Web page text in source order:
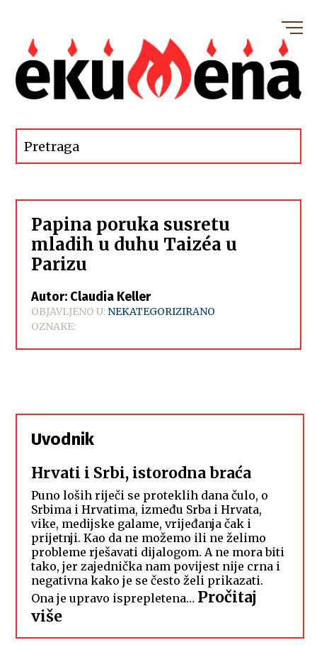
Papina poruka susretu
mladih u duhu Taizéa u
Parizu
Autor: Claudia Keller
OBJAVLJENO U: NEKATEGORIZIRANO
OZNAKE:
Uvodnik
Hrvati i Srbi, istorodna braća
Puno loših riječi se proteklih dana čulo, o
Srbima i Hrvatima, između Srba i Hrvata,
vike, medijske galame, vrijeđanja čak i
prijetnji. Kao da ne možemo ili ne želimo
probleme rješavati dijalogom. A ne mora biti
tako, jer zajednička nam povijest nije crna i
negativna kako je se često želi prikazati.
Ona je upravo isprepletena… Pročitaj
više:
Hrvati